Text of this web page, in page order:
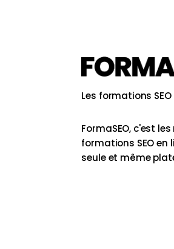
Les formations SEO
FormaSEO, c'est
formations SEO en
seule et même